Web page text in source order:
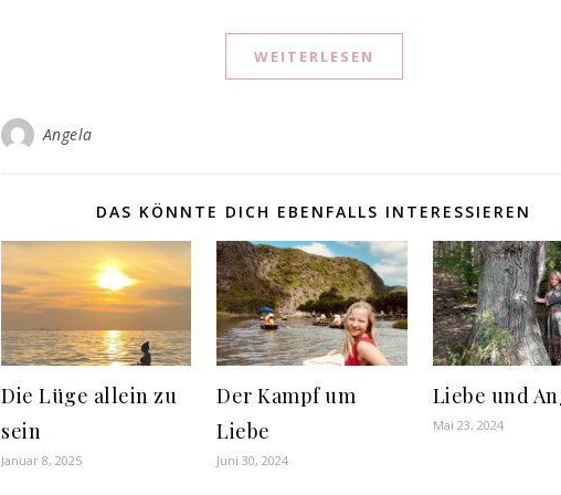
WEITERLESEN
Angela
DAS KÖNNTE DICH EBENFALLS INTERESSIEREN
Die Lüge allein zu
sein
Januar 8, 2025
Der Kampf um
Liebe
Juni 30, 2024
Liebe und
Mai 23, 2024